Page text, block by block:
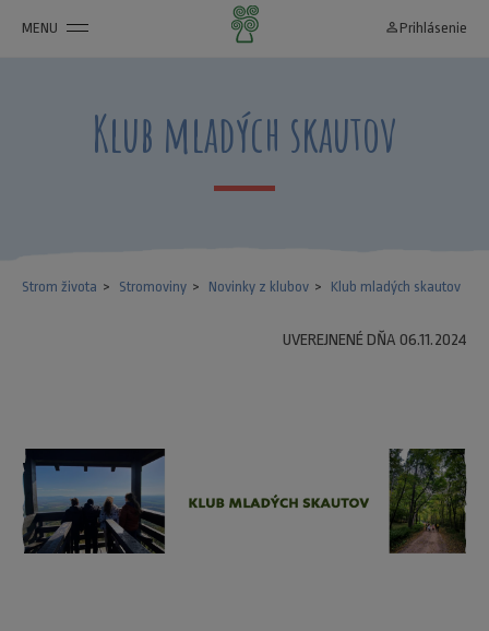
MENU person_outline Prihlásenie
Klub mladých skautov
Strom života Stromoviny Novinky z klubov Klub mladých skautov
UVEREJNENÉ DŇA 06.11.2024